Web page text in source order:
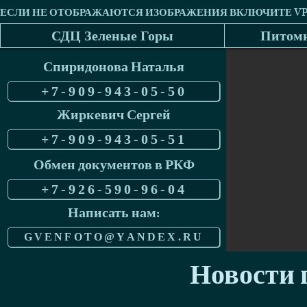
СДЦ Зеленые Горы
Спиридонова Наталья
+7-909-943-05-50
Жиркевич Сергей
+7-909-943-05-51
Обмен документов в РКФ
+7-926-590-96-04
Написать нам:
GVENFOTO@YANDEX.RU
Новости